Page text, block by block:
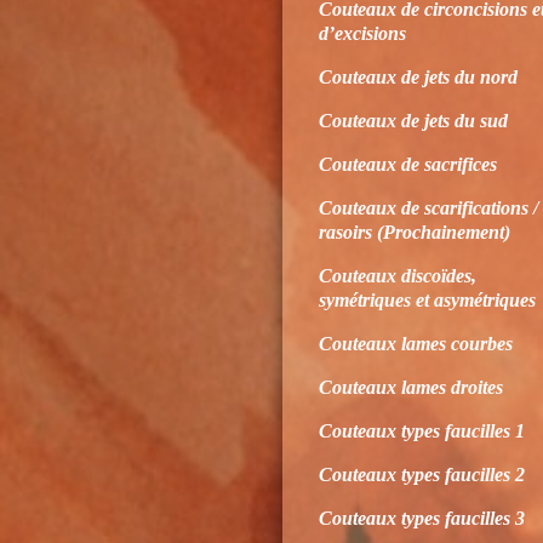
Couteaux de circoncisions
d’excisions
Couteaux de jets du nord
Couteaux de jets du sud
Couteaux de sacrifices
Couteaux de scarifications /
rasoirs (Prochainement)
Couteaux discoïdes,
symétriques et asymétriques
Couteaux lames courbes
Couteaux lames droites
Couteaux types faucilles 1
Couteaux types faucilles 2
Couteaux types faucilles 3